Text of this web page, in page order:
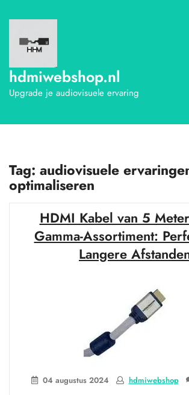
naar
inhoud
hdmiwebshop.nl
Upgrade je audiovisuele ervaring
Tag: audiovisuele
optimaliseren
HDMI Kabel van 5
Gamma-Assortiment:
Langere
04 augustus 2024 hdmiwebshop